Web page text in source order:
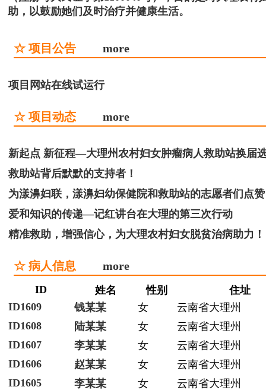
助，以鼓励她们及时治疗并健康生活。
☆ 项目公告 more
项目网站在线试运行
☆ 项目动态 more
新起点 新征程—大理州农村妇女肿瘤病人救助站换届
救助站背后默默的支持者！
为漾濞妇联，漾濞妇幼保健院和救助站的志愿者们点
爱和知识的传递—记红讲台在大理的第三次行动
精准救助，增强信心，为大理农村妇女脱贫治病助力！
☆ 病人信息 more
ID 姓名 性别
住址
ID1609
钱某某 女
云南省大理州
ID1608
陆某某 女
云南省大理州
ID1607
李某某 女
云南省大理州
ID1606
赵某某 女
云南省大理州
ID1605
李某某 女 云南省大理州